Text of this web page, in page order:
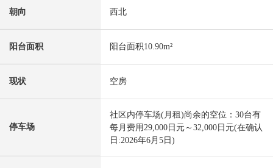
朝向 西北
阳台面积 阳台面积10.90m²
现状 空房
停车场
社区内停车场(月租)尚余的空位：30台有
每月费用29,000日元～32,000日元(在确认
日:2026年6月5日)